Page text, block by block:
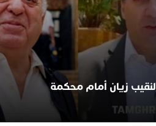
زيان أمام محكمة